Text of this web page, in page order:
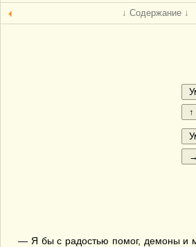
↓ Содержание ↓
— Я бы с радостью помог, демоны и